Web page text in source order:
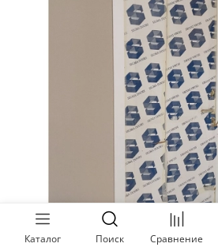
Каталог Поиск Сравнение